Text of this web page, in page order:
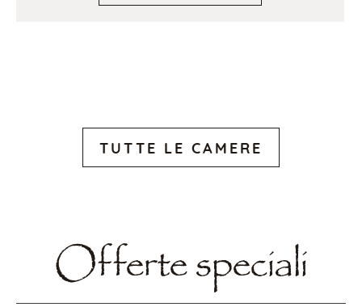
TUTTE LE CAMERE
Offerte speciali